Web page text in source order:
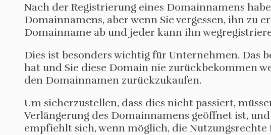
Nach der Registrierung eines Domainnamens
Domainnamens, aber wenn Sie vergessen, ihn zu
Domainname ab und jeder kann ihn
Dies ist besonders wichtig für Unternehmen. Das
hat und Sie diese Domain nie zurückbekommen
den Domainnamen zurückzukaufen.
Um sicherzustellen, dass dies nicht passiert,
Verlängerung des Domainnamens geöffnet ist,
empfiehlt sich, wenn möglich, die Nutzungsrechte